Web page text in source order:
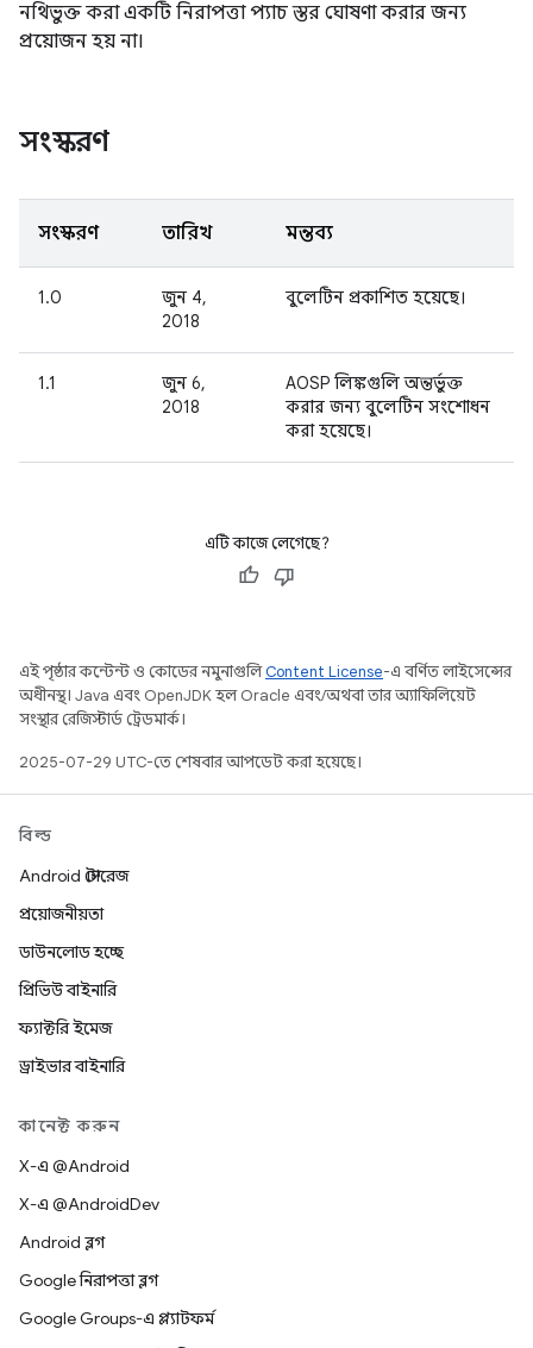
নথিভুক্ত করা একটি নিরাপত্তা প্যাচ স্তর ঘোষণা করার জন্য
প্রয়োজন হয় না।
সংস্করণ
সংস্করণ তারিখ মন্তব্য
1.0
জুন 4,
2018
বুলেটিন প্রকাশিত হয়েছে।
1.1
জুন 6,
2018
AOSP লিঙ্কগুলি অন্তর্ভুক্ত
করার জন্য বুলেটিন সংশোধন
করা হয়েছে।
এটি কাজে লেগেছে?
এই পৃষ্ঠার কন্টেন্ট ও কোডের নমুনাগুলিContent License-এ বর্ণিত লাইসেন্সের
অধীনস্থ। Java এবং OpenJDK হল Oracle এবং/অথবা তার অ্যাফিলিয়েট
সংস্থার রেজিস্টার্ড ট্রেডমার্ক।
2025-07-29 UTC-তে শেষবার আপডেট করা হয়েছে।
বিল্ড
Android স্টোরেজ
প্রয়োজনীয়তা
ডাউনলোড হচ্ছে
প্রিভিউ বাইনারি
ফ্যাক্টরি ইমেজ
ড্রাইভার বাইনারি
কানেক্ট করুন
X-এ @Android
X-এ @AndroidDev
Android ব্লগ
Google নিরাপত্তা ব্লগ
Google Groups-এ প্ল্যাটফর্ম